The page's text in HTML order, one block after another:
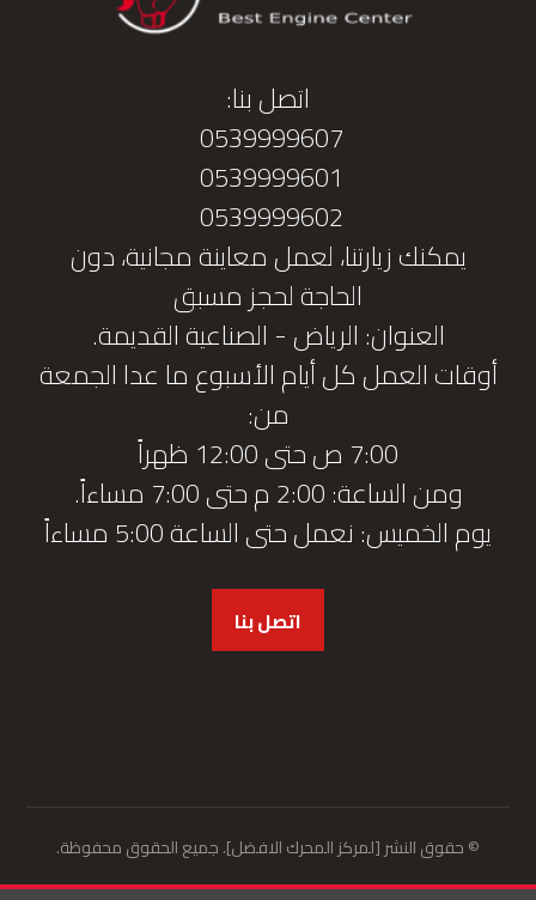
اتصل بنا:
0539999607
0539999601
0539999602
يمكنك زيارتنا، لعمل معاينة مجانية، دون
الحاجة لحجز مسبق
العنوان: الرياض - الصناعية القديمة.
أوقات العمل كل أيام الأسبوع ما عدا الجمعة
من:
7:00 ص حتى 12:00 ظهراً
ومن الساعة: 2:00 م حتى 7:00 مساءاً.
يوم الخميس: نعمل حتى الساعة 5:00 مساءاً
اتصل بنا
© حقوق النشر [لمركز المحرك الافضل]. جميع الحقوق محفوظة.